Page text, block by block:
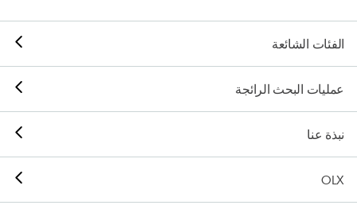
الفئات الشائعة
عمليات البحث الرائجة
نبذة عنا
OLX